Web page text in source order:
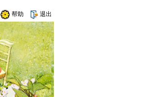
帮助 退出